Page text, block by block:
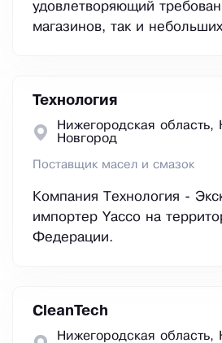
удовлетворяющий
магазинов, так и
Технология
Нижегородская область,
Новгород
Поставщик масел и смазок
Компания Технология -
импортер Yacco на
Федерации.
CleanTech
Нижегородская область,